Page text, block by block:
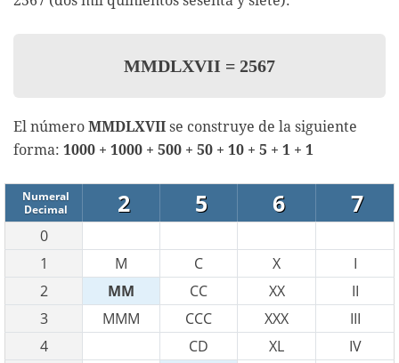
MMDLXVII = 2567
El número MMDLXVII se construye de la siguiente
forma: 1000 + 1000 + 500 + 50 + 10 + 5 + 1 + 1
Numeral
Decimal
2 5 6 7
0
1
M C X
I
2
MM CC XX
II
3
MMM CCC XXX
III
4
CD XL
IV